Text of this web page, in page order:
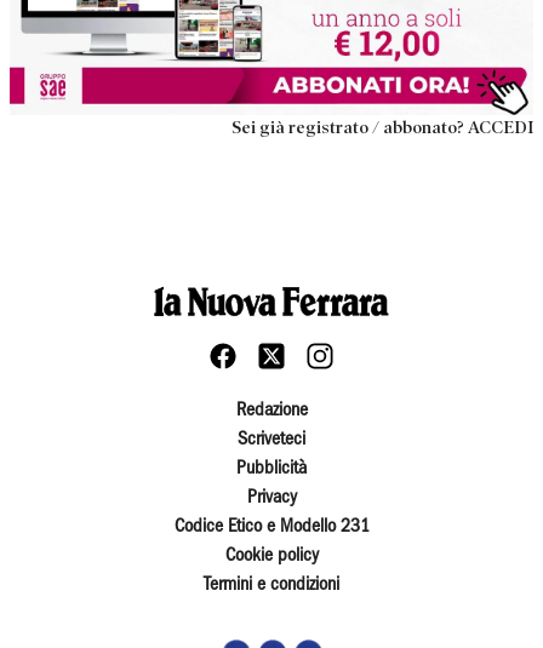
Sei già registrato / abbonato? ACCEDI
Redazione
Scriveteci
Pubblicità
Privacy
Codice Etico e Modello 231
Cookie policy
Termini e condizioni